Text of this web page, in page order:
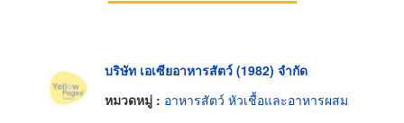
บริษัท เอเซียอาหารสัตว์ (1982) จำกัด
หมวดหมู่ : อาหารสัตว์ หัวเชื้อและอาหารผสม